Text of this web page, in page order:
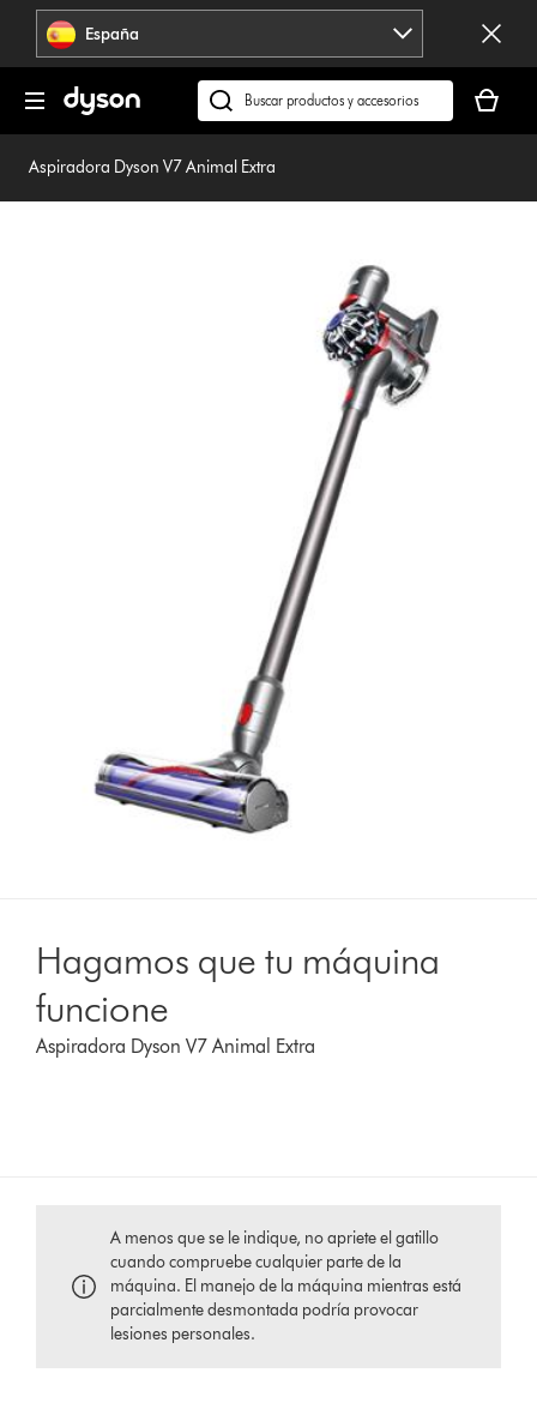
Omitir
navegación España
Buscar
en
dyson.es
cesta
está
Aspiradora Dyson V7 Animal Extra
Hagamos que tu máquina
funcione
Aspiradora Dyson V7 Animal Extra
A menos que se le indique, no apriete el gatillo
cuando compruebe cualquier parte de la
máquina. El manejo de la máquina mientras está
parcialmente desmontada podría provocar
lesiones personales.